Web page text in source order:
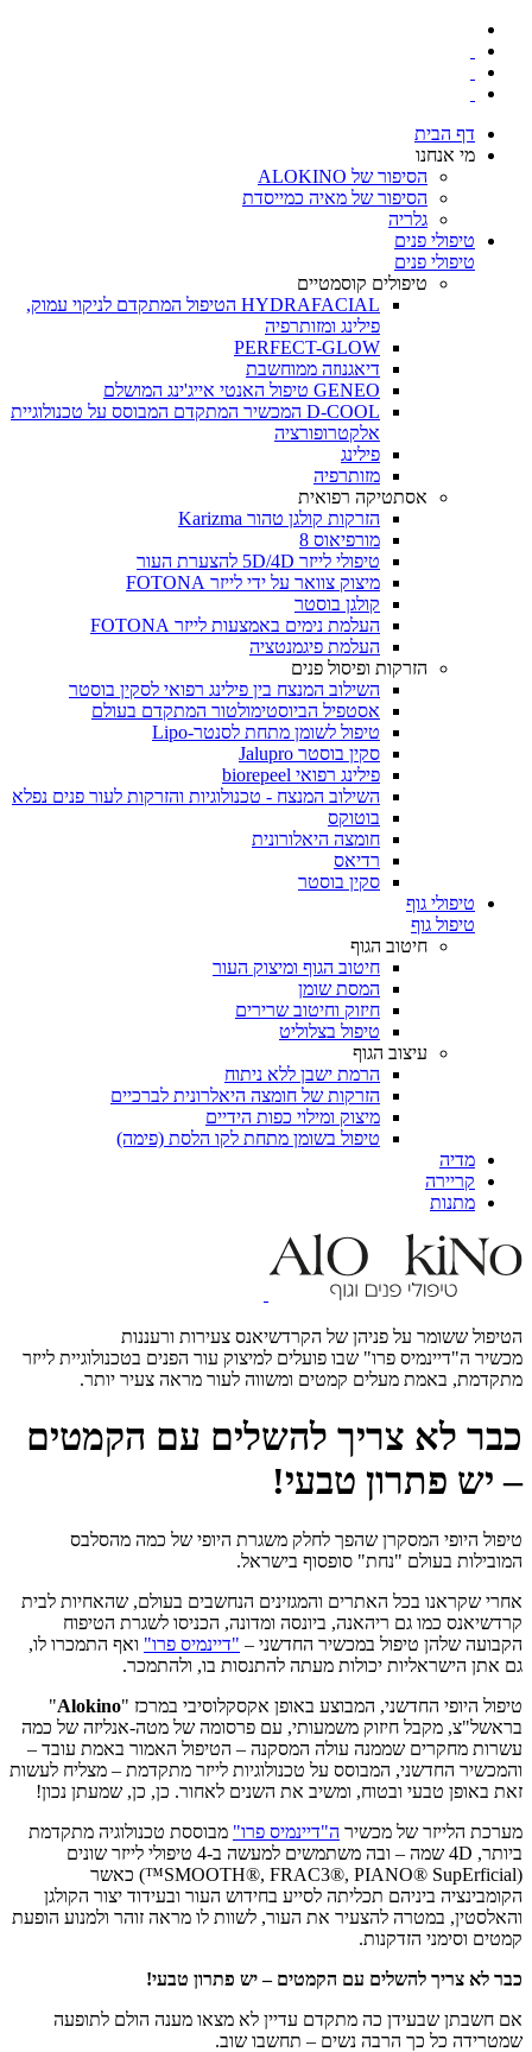
דף הבית
מי אנחנו
הסיפור של ALOKINO
הסיפור של מאיה כמייסדת
גלריה
טיפולי פנים
טיפולי פנים
טיפולים קוסמטיים
HYDRAFACIAL הטיפול המתקדם לניקוי עמוק,
פילינג ומזותרפיה
PERFECT-GLOW
דיאגנוזה ממוחשבת
GENEO טיפול האנטי אייג'ינג המושלם
D-COOL המכשיר המתקדם המבוסס על טכנולוגיית
אלקטרופורציה
פילינג
מזותרפיה
אסתטיקה רפואית
הזרקות קולגן טהור Karizma
מורפיאוס 8
טיפולי לייזר 5D/4D להצערת העור
מיצוק צוואר על ידי לייזר FOTONA
קולגן בוסטר
העלמת נימים באמצעות לייזר FOTONA
העלמת פיגמנטציה
הזרקות ופיסול פנים
השילוב המנצח בין פילינג רפואי לסקין בוסטר
אסטפיל הביוסטימולטור המתקדם בעולם
טיפול לשומן מתחת לסנטר-Lipo
סקין בוסטר Jalupro
פילינג רפואי biorepeel
השילוב המנצח - טכנולוגיות והזרקות לעור פנים נפלא
בוטוקס
חומצה היאלורונית
רדיאס
סקין בוסטר
טיפולי גוף
טיפול גוף
חיטוב הגוף
חיטוב הגוף ומיצוק העור
המסת שומן
חיזוק וחיטוב שרירים
טיפול בצלוליט
עיצוב הגוף
הרמת ישבן ללא ניתוח
הזרקות של חומצה היאלרונית לברכיים
מיצוק ומילוי כפות הידיים
טיפול בשומן מתחת לקו הלסת (פימה)
מדיה
קריירה
מתנות
הטיפול ששומר על פניהן של הקרדשיאנס צעירות ורעננות
מכשיר ה"דיינמיס פרו" שבו פועלים למיצוק עור הפנים בטכנולוגיית לייזר
מתקדמת, באמת מעלים קמטים ומשווה לעור מראה צעיר יותר.
כבר לא צריך להשלים עם הקמטים
– יש פתרון טבעי!
טיפול היופי המסקרן שהפך לחלק משגרת היופי של כמה מהסלבס
המובילות בעולם "נחת" סופסוף בישראל.
אחרי שקראנו בכל האתרים והמגזינים הנחשבים בעולם, שהאחיות לבית
קרדשיאנס כמו גם ריהאנה, ביונסה ומדונה, הכניסו לשגרת הטיפוח
הקבועה שלהן טיפול במכשיר החדשני – "דיינמיס פרו" ואף התמכרו לו,
גם אתן הישראליות יכולות מעתה להתנסות בו, ולהתמכר.
טיפול היופי החדשני, המבוצע באופן אקסקלוסיבי במרכז "Alokino
"
בראשל"צ, מקבל חיזוק משמעותי, עם פרסומה של מטה-אנליזה של כמה
עשרות מחקרים שממנה עולה המסקנה – הטיפול האמור באמת עובד –
והמכשיר החדשני, המבוסס על טכנולוגיות לייזר מתקדמת – מצליח לעשות
זאת באופן טבעי ובטוח, ומשיב את השנים לאחור. כן, כן, שמעתן נכון!
מערכת הלייזר של מכשיר ה"דיינמיס פרו" מבוססת טכנולוגיה מתקדמת
ביותר, 4D שמה – ובה משתמשים למעשה ב-4 טיפולי לייזר שונים
(SMOOTH®, FRAC3®, PIANO® SupErficial™) כאשר
הקומבינציה ביניהם תכליתה לסייע בחידוש העור ובעידוד יצור הקולגן
והאלסטין, במטרה להצעיר את העור, לשוות לו מראה זוהר ולמנוע הופעת
קמטים וסימני הזדקנות.
כבר לא צריך להשלים עם הקמטים – יש פתרון טבעי!
אם חשבתן שבעידן כה מתקדם עדיין לא מצאו מענה הולם לתופעה
שמטרידה כל כך הרבה נשים – תחשבו שוב.